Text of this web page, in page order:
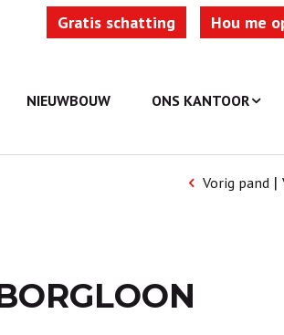
Gratis schatting Hou me
NIEUWBOUW ONS KANTOOR
Vorig pand |